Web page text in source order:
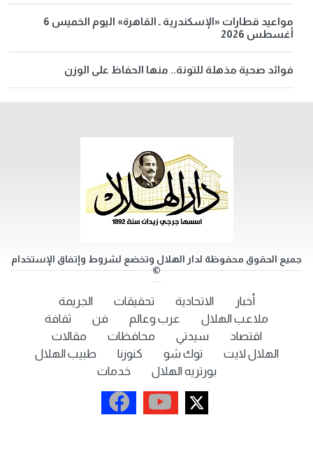
مواعيد قطارات «الإسكندرية ـ القاهرة» اليوم الخميس 6
أغسطس 2026
فوائد صحية مذهلة للتونة.. منها الحفاظ على الوزن
جميع الحقوق محفوظة لدار الهلال وتخضع لشروط وإتفاق الإستخدام
©
أخبار الاتحادية تحقيقات
الجريمة
ملاعب الهلال
عرب وعالم فن
ثقافة
اقتصاد
سيدتي محافظات
مقالات
الهلال لايت
توك شو كنوزنا
طبيب الهلال
بورتريه الهلال
خدمات